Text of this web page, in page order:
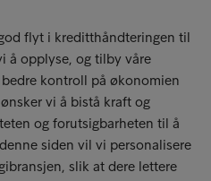
flyt i kreditthåndteringen til
å opplyse, og tilby våre
kontroll på økonomien
vi å bistå kraft og
og forutsigbarheten til å
siden vil vi personalisere
slik at dere lettere